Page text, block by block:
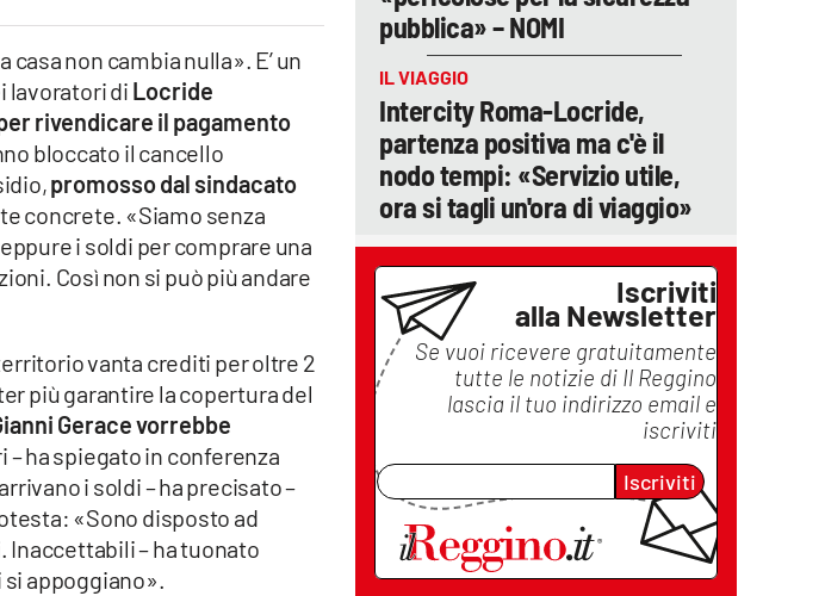
non cambia nulla». E’ un
lavoratori di Locride
rivendicare il pagamento
bloccato il cancello
promosso dal sindacato
concrete. «Siamo senza
i soldi per comprare una
Così non si può più andare
vanta crediti per oltre 2
più garantire la copertura del
Gerace vorrebbe
ha spiegato in conferenza
i soldi – ha precisato –
«Sono disposto ad
– ha tuonato
si appoggiano».
pubblica» – NOMI
IL VIAGGIO
Intercity Roma-Locride,
partenza positiva ma c'è il
nodo tempi: «Servizio utile,
ora si tagli un'ora di viaggio»
Iscriviti
alla Newsletter
Se vuoi ricevere gratuitamente
tutte le notizie di Il Reggino
lascia il tuo indirizzo email e
iscriviti
Iscriviti